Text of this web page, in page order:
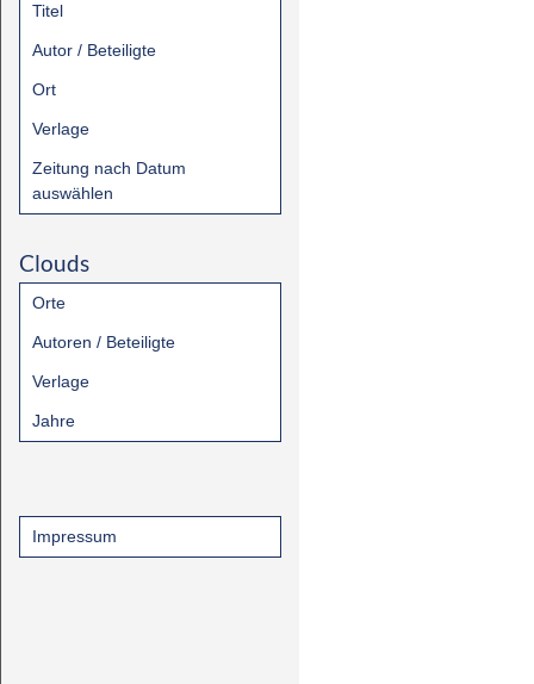
Titel
Autor / Beteiligte
Ort
Verlage
Zeitung nach Datum
auswählen
Clouds
Orte
Autoren / Beteiligte
Verlage
Jahre
Impressum